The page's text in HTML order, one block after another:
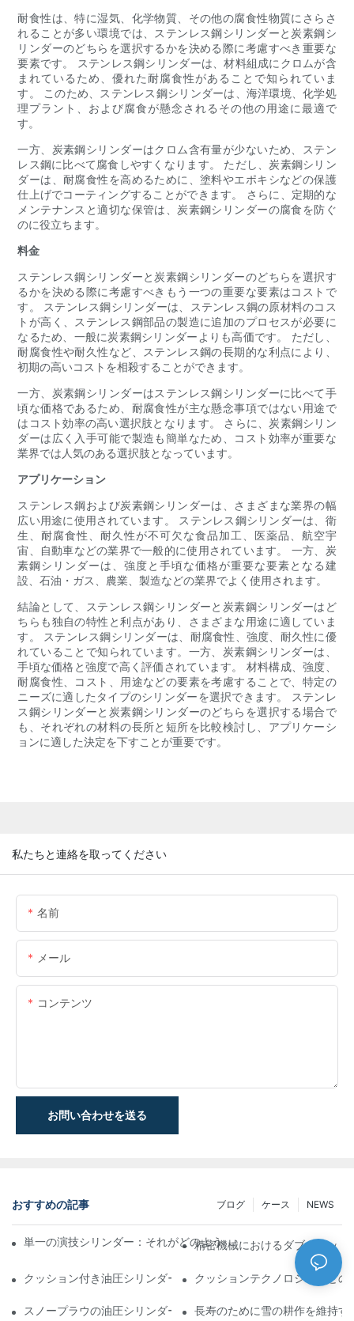
耐食性は、特に湿気、化学物質、その他の腐食性物質にさらさ
れることが多い環境では、ステンレス鋼シリンダーと炭素鋼シ
リンダーのどちらを選択するかを決める際に考慮すべき重要な
要素です。 ステンレス鋼シリンダーは、材料組成にクロムが含
まれているため、優れた耐腐食性があることで知られていま
す。 このため、ステンレス鋼シリンダーは、海洋環境、化学処
理プラント、および腐食が懸念されるその他の用途に最適で
す。
一方、炭素鋼シリンダーはクロム含有量が少ないため、ステン
レス鋼に比べて腐食しやすくなります。 ただし、炭素鋼シリン
ダーは、耐腐食性を高めるために、塗料やエポキシなどの保護
仕上げでコーティングすることができます。 さらに、定期的な
メンテナンスと適切な保管は、炭素鋼シリンダーの腐食を防ぐ
のに役立ちます。
料金
ステンレス鋼シリンダーと炭素鋼シリンダーのどちらを選択す
るかを決める際に考慮すべきもう一つの重要な要素はコストで
す。 ステンレス鋼シリンダーは、ステンレス鋼の原材料のコス
トが高く、ステンレス鋼部品の製造に追加のプロセスが必要に
なるため、一般に炭素鋼シリンダーよりも高価です。 ただし、
耐腐食性や耐久性など、ステンレス鋼の長期的な利点により、
初期の高いコストを相殺することができます。
一方、炭素鋼シリンダーはステンレス鋼シリンダーに比べて手
頃な価格であるため、耐腐食性が主な懸念事項ではない用途で
はコスト効率の高い選択肢となります。 さらに、炭素鋼シリン
ダーは広く入手可能で製造も簡単なため、コスト効率が重要な
業界では人気のある選択肢となっています。
アプリケーション
ステンレス鋼および炭素鋼シリンダーは、さまざまな業界の幅
広い用途に使用されています。 ステンレス鋼シリンダーは、衛
生、耐腐食性、耐久性が不可欠な食品加工、医薬品、航空宇
宙、自動車などの業界で一般的に使用されています。 一方、炭
素鋼シリンダーは、強度と手頃な価格が重要な要素となる建
設、石油・ガス、農業、製造などの業界でよく使用されます。
結論として、ステンレス鋼シリンダーと炭素鋼シリンダーはど
ちらも独自の特性と利点があり、さまざまな用途に適していま
す。 ステンレス鋼シリンダーは、耐腐食性、強度、耐久性に優
れていることで知られています。一方、炭素鋼シリンダーは、
手頃な価格と強度で高く評価されています。 材料構成、強度、
耐腐食性、コスト、用途などの要素を考慮することで、特定の
ニーズに適したタイプのシリンダーを選択できます。 ステンレ
ス鋼シリンダーと炭素鋼シリンダーのどちらを選択する場合で
も、それぞれの材料の長所と短所を比較検討し、アプリケーシ
ョンに適した決定を下すことが重要です。
私たちと連絡を取ってください
名前
メール
コンテンツ
お問い合わせを送る
おすすめの記事 NEWS
ケース
ブログ
単一の演技シリンダー：それがどのように機能するか&一般的な
精密機械におけるダブルロッド
クッション付き油圧シリンダー：寿命を延ばす衝撃&の削減
クッションテクノロジーがど
スノープラウの油圧シリンダー：厳しい冬の状態の重要な機能
長寿のために雪の耕作を維持す